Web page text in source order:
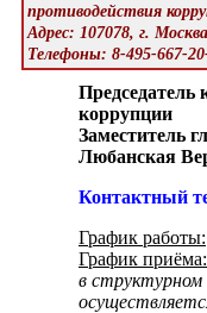
противодействия
Адрес: 107078, г.
Телефоны: 8-495-667-
Председатель
коррупции
Заместитель
Любанская
Контактный
График работы:
График приёма:
в структурном